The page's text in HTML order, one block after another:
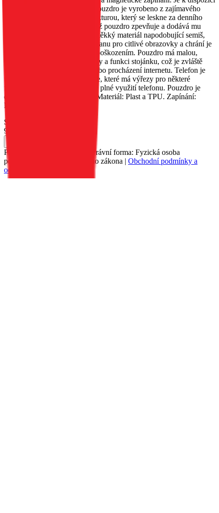
v několika různých barvách. Pouzdro je vyrobeno z zajímavého
materiálu s metalizovanou strukturou, který se leskne za denního
světla. Okraje jsou zesíleny, což pouzdro zpevňuje a dodává mu
originalitu. Uvnitř je umístěn měkký materiál napodobující semiš,
který poskytuje vynikající ochranu pro citlivé obrazovky a chrání je
před poškrábáním a drobným poškozením. Pouzdro má malou,
praktickou kapsu na dokumenty a funkci stojánku, což je zvláště
užitečné při sledování filmů nebo procházení internetu. Telefon je
umístěn v silikonovém pouzdře, které má výřezy pro některé
funkční tlačítka, což umožňuje plné využití telefonu. Pouzdro je
dostupné v několika barvách. Materiál: Plast a TPU. Zapínání:
Magnet.
Skladem 50 ks u dodavatele
90 Kč
Petr Matyáš, IČ: 00705331, Právní forma: Fyzická osoba
podnikající dle živnostenského zákona | Obchodní podmínky a
ochrana osobních údajů